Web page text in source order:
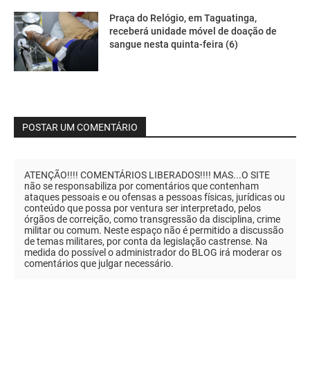
Praça do Relógio, em Taguatinga,
receberá unidade móvel de doação de
sangue nesta quinta-feira (6)
POSTAR UM COMENTÁRIO
ATENÇÃO!!!! COMENTÁRIOS LIBERADOS!!!! MAS...O SITE
não se responsabiliza por comentários que contenham
ataques pessoais e ou ofensas a pessoas físicas, jurídicas ou
conteúdo que possa por ventura ser interpretado, pelos
órgãos de correição, como transgressão da disciplina, crime
militar ou comum. Neste espaço não é permitido a discussão
de temas militares, por conta da legislação castrense. Na
medida do possível o administrador do BLOG irá moderar os
comentários que julgar necessário.